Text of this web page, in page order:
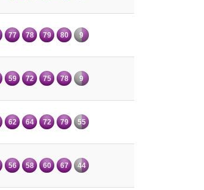
77 78 79 80 9
59 72 75 78 9
62 64 72 79 55
56 58 60 67 44